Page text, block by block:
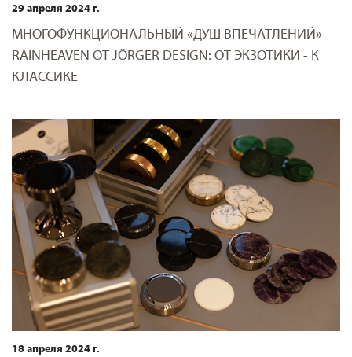
29 апреля 2024 г.
МНОГОФУНКЦИОНАЛЬНЫЙ «ДУШ ВПЕЧАТЛЕНИЙ»
RAINHEAVEN ОТ JÖRGER DESIGN: ОТ ЭКЗОТИКИ - К
КЛАССИКЕ
18 апреля 2024 г.